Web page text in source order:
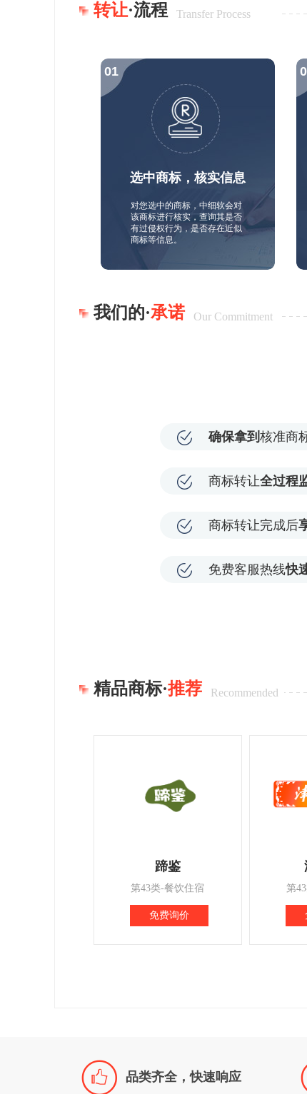
转让·流程 Transfer Process
选中商标，核实信息
对您选中的商标，中细软会对
该商标进行核实，查询其是否
有过侵权行为，是否存在近似
商标等信息。
我们的·承诺 Our Commitment
确保拿到 核准商
商标转让全过程
商标转让完成后
免费客服热线快
精品商标·推荐 Recommended
蹄鉴
第43类-餐饮住宿
免费询价
第
 品类齐全，快速响应